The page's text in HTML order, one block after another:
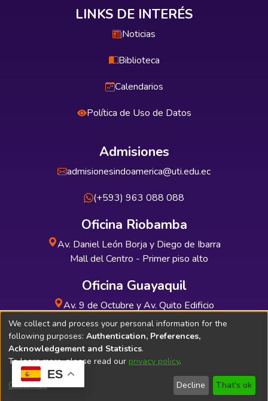
ES
LINKS DE INTERÉS
Noticias
Biblioteca
Calendarios
Política de Uso de Datos
Admisiones
admisionesindoamerica@uti.edu.ec
(+593) 963 088 088
Oficina Riobamba
Av. Daniel León Borja y Diego de Ibarra
Mall del Centro - Primer piso alto
Oficina Guayaquil
Av. 9 de Octubre y Av. Quito Edificio
INDUAUTO - Planta baja
Soporte Técnico Bibliolatino.com
We collect and process your personal information for the
following purposes: Authentication, Preferences,
Acknowledgement and Statistics.
To learn more, please read our privacy policy.
Customize Decline That's ok